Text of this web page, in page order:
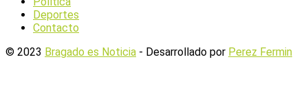
Deportes
Contacto
© 2023 Bragado es Noticia - Desarrollado por Perez Fermin